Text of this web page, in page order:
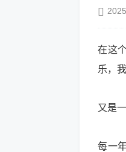
在这
乐，
又是
每一